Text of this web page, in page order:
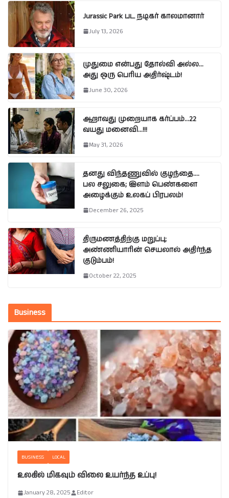
Jurassic Park பட நடிகர் காலமானார்
July 13, 2026
முதுமை என்பது தோல்வி அல்ல…
அது ஒரு பெரிய அதிர்ஷ்டம்!
June 30, 2026
ஆறாவது முறையாக கர்ப்பம்…22
வயது மனைவி…!!!
May 31, 2026
தனது விந்தணுவில் குழந்தை….
பல சலுகை; இளம் பெண்களை
அழைக்கும் உலகப் பிரபலம்!
December 26, 2025
திருமணத்திற்கு மறுப்பு;
அண்ணியாரின் செயலால் அதிர்ந்த
குடும்பம்!
October 22, 2025
Business
BUSINESS LOCAL
உலகில் மிகவும் விலை உயர்ந்த உப்பு!
January 28, 2025 Editor